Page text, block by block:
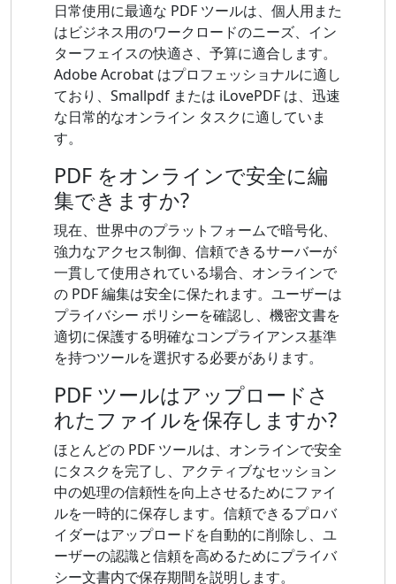
日常使用に最適な PDF ツールは、個人用また
はビジネス用のワークロードのニーズ、イン
ターフェイスの快適さ、予算に適合します。
Adobe Acrobat はプロフェッショナルに適し
ており、Smallpdf または iLovePDF は、迅速
な日常的なオンライン タスクに適していま
す。
PDF をオンラインで安全に編
集できますか?
現在、世界中のプラットフォームで暗号化、
強力なアクセス制御、信頼できるサーバーが
一貫して使用されている場合、オンラインで
の PDF 編集は安全に保たれます。ユーザーは
プライバシー ポリシーを確認し、機密文書を
適切に保護する明確なコンプライアンス基準
を持つツールを選択する必要があります。
PDF ツールはアップロードさ
れたファイルを保存しますか?
ほとんどの PDF ツールは、オンラインで安全
にタスクを完了し、アクティブなセッション
中の処理の信頼性を向上させるためにファイ
ルを一時的に保存します。信頼できるプロバ
イダーはアップロードを自動的に削除し、ユ
ーザーの認識と信頼を高めるためにプライバ
シー文書内で保存期間を説明します。